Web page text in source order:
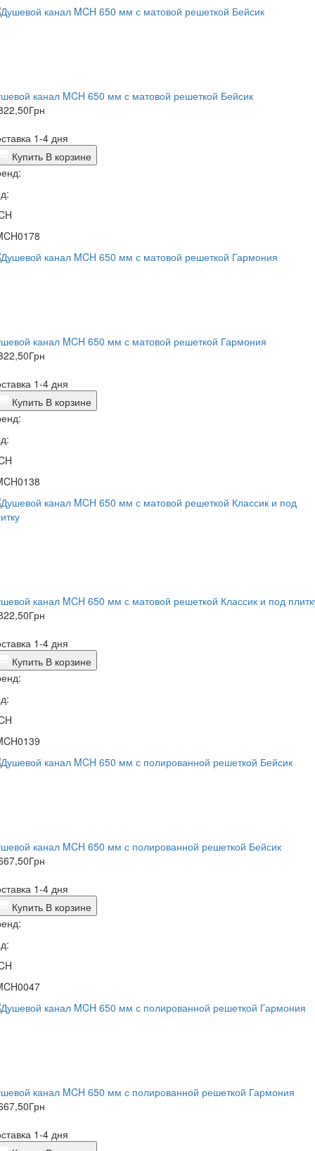
канал MCH 650 мм с матовой решеткой Бейсик
Грн
1-4 дня
Купить В корзине
канал MCH 650 мм с матовой решеткой Гармония
Грн
1-4 дня
Купить В корзине
канал MCH 650 мм с матовой решеткой Классик и под
Грн
1-4 дня
Купить В корзине
канал MCH 650 мм с полированной решеткой Бейсик
Грн
1-4 дня
Купить В корзине
канал MCH 650 мм с полированной решеткой Гармония
Грн
1-4 дня